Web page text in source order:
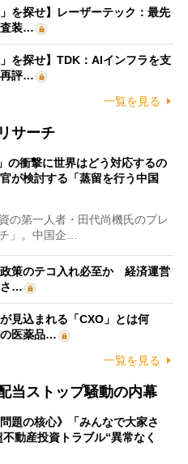
を探せ】レーザーテック：最先
査装…
を探せ】TDK：AIインフラを支
評…
一覧を見る
サーチ
の衝撃に世界はどう対応するの
が検討する「蒸留を行う中国
の第一人者・田代尚機氏のプレ
」。中国企…
策のテコ入れ必至か 経済運営
さ…
見込まれる「CXO」とは何
医薬品…
一覧を見る
当ストップ騒動の内幕
問題の核心》「みんなで大家さ
動産投資トラブル“異常なく